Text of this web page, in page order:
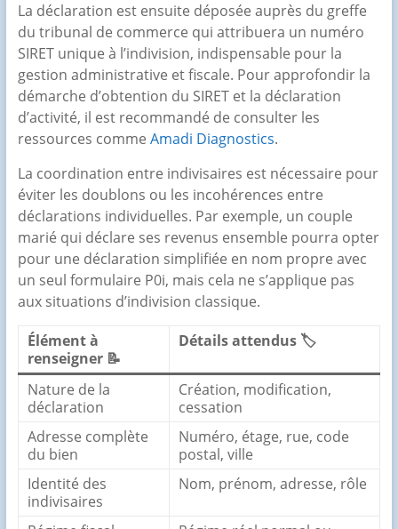
La déclaration est ensuite déposée auprès du greffe
du tribunal de commerce qui attribuera un numéro
SIRET unique à l’indivision, indispensable pour la
gestion administrative et fiscale. Pour approfondir la
démarche d’obtention du SIRET et la déclaration
d’activité, il est recommandé de consulter les
ressources comme Amadi Diagnostics.
La coordination entre indivisaires est nécessaire pour
éviter les doublons ou les incohérences entre
déclarations individuelles. Par exemple, un couple
marié qui déclare ses revenus ensemble pourra opter
pour une déclaration simplifiée en nom propre avec
un seul formulaire P0i, mais cela ne s’applique pas
aux situations d’indivision classique.
Élément à
renseigner 📝
Détails attendus 🏷️
Nature de la
déclaration
Création, modification,
cessation
Adresse complète
du bien
Numéro, étage, rue, code
postal, ville
Identité des
indivisaires
Nom, prénom, adresse, rôle